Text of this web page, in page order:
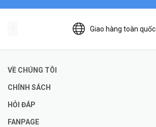
Giao hàng toàn quốc
VỀ CHÚNG TÔI
CHÍNH SÁCH
HỎI ĐÁP
FANPAGE